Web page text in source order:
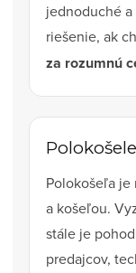
jednoduché
riešenie, ak
za rozumnú
Polokošeľa
a košeľou.
stále je
predajcov,